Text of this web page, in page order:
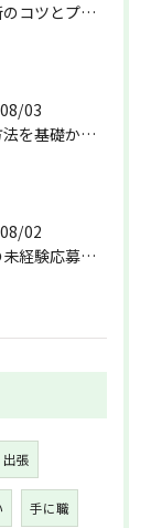
配管切断のコツとプロが教える失敗しない工具選び
03
墨出し方法を基礎から実践まで一人作業でも正確にこなすコツと墨出し作業の注意点
02
配管工の未経験応募で資格不問求人情報と溶接技術習得までの流れを解説
出張
手に職